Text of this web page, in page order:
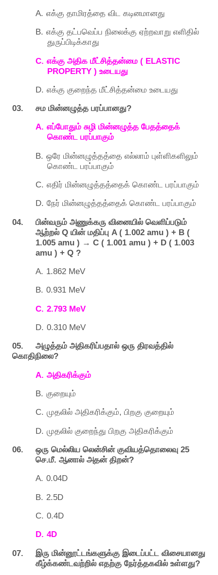
A. எக்கு தாமிரத்தை விட கடினமானது
B. எக்கு தட்பவெப்ப நிலைக்கு ஏற்றவாறு எளிதில்
துருப்பிடிக்காது
C. எக்கு அதிக மீட்சித்தன்மை ( ELASTIC
PROPERTY ) உடையது
D. எக்கு குறைந்த மீட்சித்தன்மை உடையது
03. சம மின்னழுத்த பரப்பானது?
A. எப்போதும் சுழி மின்னழுத்த பேதத்தைக்
கொண்ட பரப்பாகும்
B. ஒரே மின்னழுத்தத்தை எல்லாம் புள்ளிகளிலும்
கொண்ட பரப்பாகும்
C. எதிர் மின்னழுத்தத்தைக் கொண்ட பரப்பாகும்
D. நேர் மின்னழுத்தத்தைக் கொண்ட பரப்பாகும்
04. பின்வரும் அணுக்கரு வினையில் வெளிப்படும்
ஆற்றல் Q யின் மதிப்பு A ( 1.002 amu ) + B (
1.005 amu ) → C ( 1.001 amu ) + D ( 1.003
amu ) + Q ?
A. 1.862 MeV
B. 0.931 MeV
C. 2.793 MeV
D. 0.310 MeV
05. அழுத்தம் அதிகரிப்பதால் ஒரு திரவத்தில்
கொதிநிலை?
A. அதிகரிக்கும்
B. குறையும்
C. முதலில் அதிகரிக்கும், பிறகு குறையும்
D. முதலில் குறைந்து பிறகு அதிகரிக்கும்
06. ஒரு மெல்லிய லென்சின் குவியத்தொலைவு 25
செ.மீ. ஆனால் அதன் திறன்?
A. 0.04D
B. 2.5D
C. 0.4D
D. 4D
07. இரு மின்னூட்டங்களுக்கு இடைப்பட்ட விசையானது
கீழ்க்கண்டவற்றில் எதற்கு நேர்த்தகவில் உள்ளது?